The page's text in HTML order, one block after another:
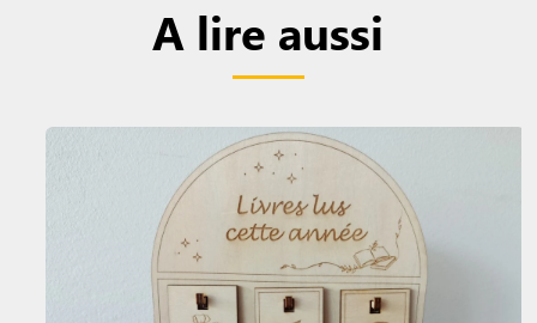
A lire aussi